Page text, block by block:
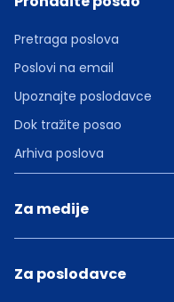
Pretraga poslova
Poslovi na email
Upoznajte poslodavce
Dok tražite posao
Arhiva poslova
Za medije
Za poslodavce